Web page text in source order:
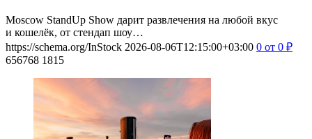
Moscow StandUp Show дарит развлечения на любой вкус
и кошелёк, от стендап шоу…
https://schema.org/InStock 2026-08-06T12:15:00+03:00 0 от 0 ₽
656768 1815